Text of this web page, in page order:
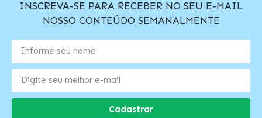
INSCREVA-SE PARA RECEBER NO SEU E-MAIL
NOSSO CONTEÚDO SEMANALMENTE
Cadastrar